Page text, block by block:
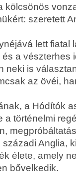
kölcsönös
szeretett
lett fiatal
a vészterhes
neki is
az övéi,
a Hódítók
a történelmi
Anglia,
élete, amely
bővelkedik.